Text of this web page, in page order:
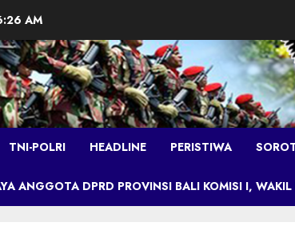
AM
TNI-POLRI HEADLINE PERISTIWA
ANGGOTA DPRD PROVINSI BALI KOMISI I,